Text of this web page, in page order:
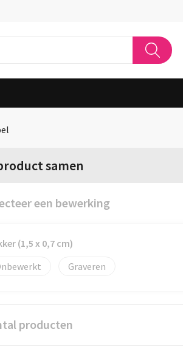
samen
een bewerking
(1,5 x 0,7 cm)
Graveren
producten